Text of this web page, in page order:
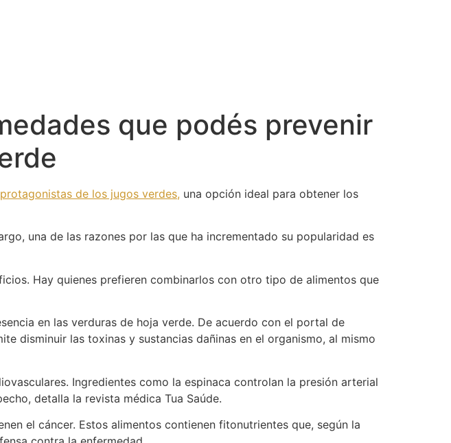
que podés prevenir
de los jugos verdes, una opción ideal para obtener los
una de las razones por las que ha incrementado su popularidad es
Hay quienes prefieren combinarlos con otro tipo de alimentos que
en las verduras de hoja verde. De acuerdo con el portal de
disminuir las toxinas y sustancias dañinas en el organismo, al mismo
Ingredientes como la espinaca controlan la presión arterial
detalla la revista médica Tua Saúde.
el cáncer. Estos alimentos contienen fitonutrientes que, según la